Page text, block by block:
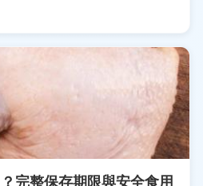
完整保存期限與安全食用